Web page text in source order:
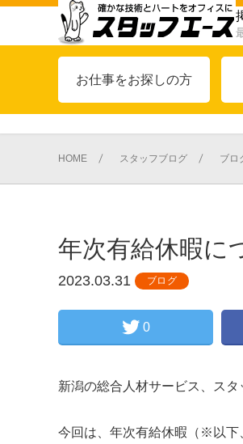
お仕事をお探しの方
HOME スタッフブログ ブロ
年次有給休暇に
2023.03.31 ブログ
0
新潟の総合人材サービス、スタ
今回は、年次有給休暇（※以下